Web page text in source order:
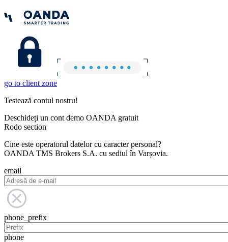
go to client zone
Testează contul nostru!
Deschideți un cont demo OANDA gratuit
Rodo section
Cine este operatorul datelor cu caracter personal?
OANDA TMS Brokers S.A. cu sediul în Varșovia.
email
phone_prefix
phone